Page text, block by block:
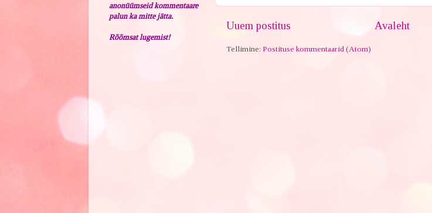
Uuem postitus Avaleht
Tellimine: Postituse kommentaarid (Atom)
anonüümseid kommentaare
palun ka mitte jätta.
Rõõmsat lugemist!